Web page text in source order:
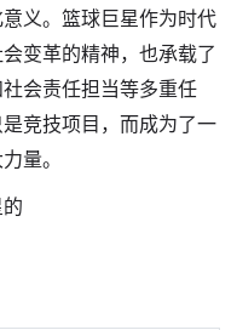
义。篮球巨星作为时代
变革的精神，也承载了
会责任担当等多重任
竞技项目，而成为了一
量。